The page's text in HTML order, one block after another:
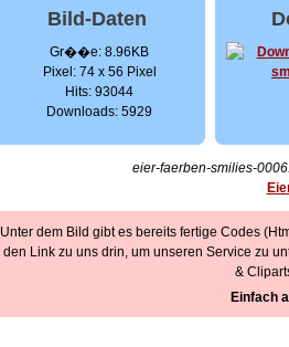
Bild-Daten
Gr��e: 8.96KB
Pixel: 74 x 56 Pixel
Hits: 93044
Downloads: 5929
eier-faerben-smilies-
Unter dem Bild gibt es bereits fertige Codes
den Link zu uns drin, um unseren Service zu
&
Einfach